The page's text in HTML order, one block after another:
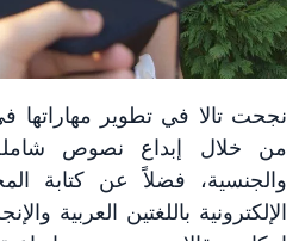
نجحت تالا في تطوير مهاراتها
من خلال إبداع نصوص شاملة
والجنسية، فضلاً عن كتابة
الإلكترونية باللغتين العربية